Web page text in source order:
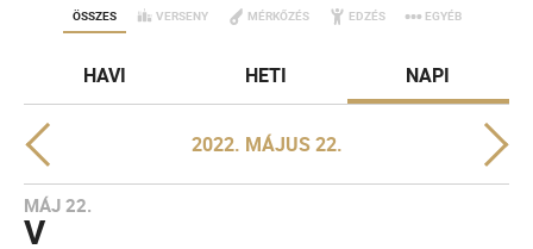
ÖSSZES VERSENY MÉRKŐZÉS EDZÉS EGYÉB
HAVI HETI NAPI
2022. MÁJUS 22.
MÁJ 22.
V